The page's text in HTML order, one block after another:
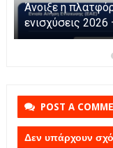
Η Καινοτομία
Parga
POST A
Δεν υπάρχουν